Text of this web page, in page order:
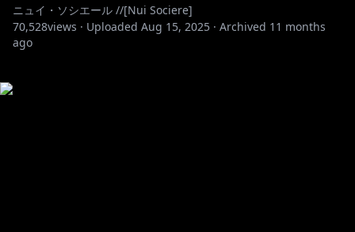
ニュイ・ソシエール //[Nui Sociere]
70,528views · Uploaded Aug 15, 2025 · Archived 11 months
ago